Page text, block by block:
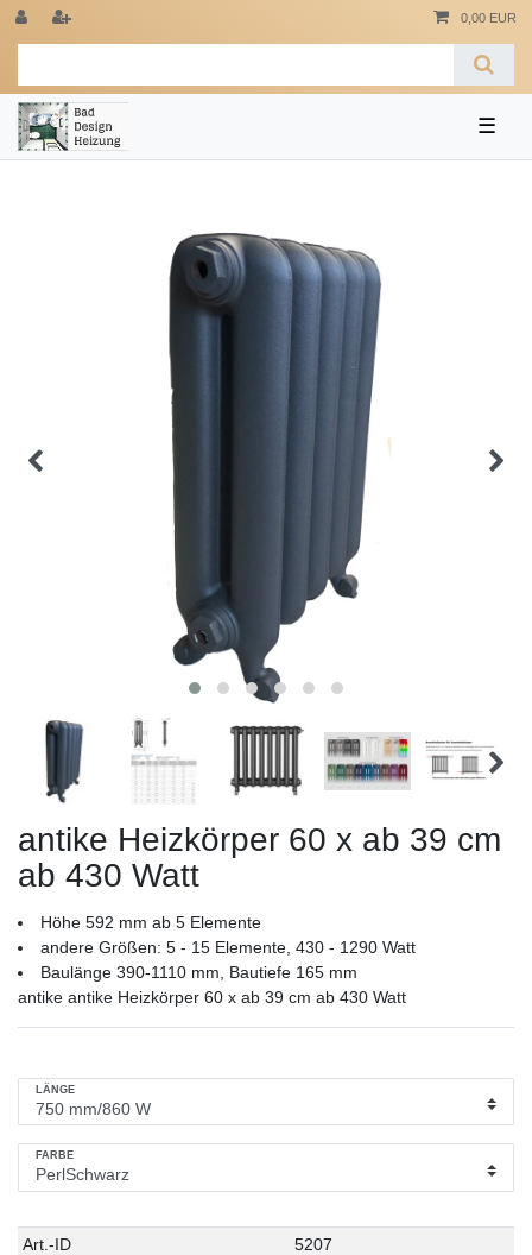
0,00 EUR
☰
antike Heizkörper 60 x ab 39 cm
ab 430 Watt
Höhe 592 mm ab 5 Elemente
andere Größen: 5 - 15 Elemente, 430 - 1290 Watt
Baulänge 390-1110 mm, Bautiefe 165 mm
antike antike Heizkörper 60 x ab 39 cm ab 430 Watt
LÄNGE
FARBE
Technisches
Wert
Art.-ID 5207